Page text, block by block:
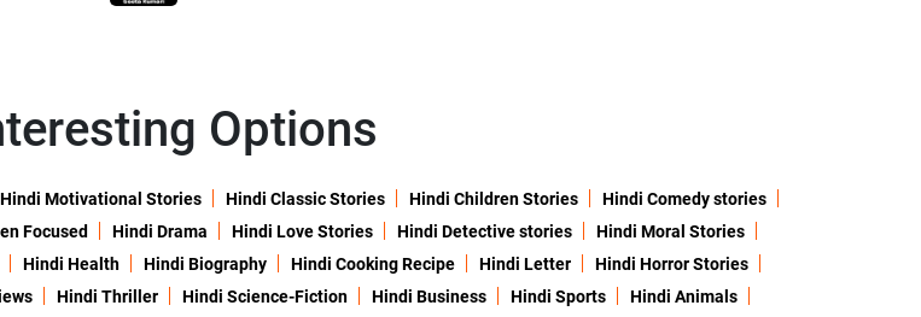
Options
Hindi Motivational Stories Hindi Classic Stories Hindi Children Stories
Hindi Comedy stories
Focused Hindi Drama Hindi Love Stories Hindi Detective stories
Hindi Moral Stories
Hindi Health Hindi Biography Hindi Cooking Recipe Hindi Letter
Hindi Horror Stories
Hindi Thriller Hindi Science-Fiction Hindi Business Hindi Sports Hindi Animals